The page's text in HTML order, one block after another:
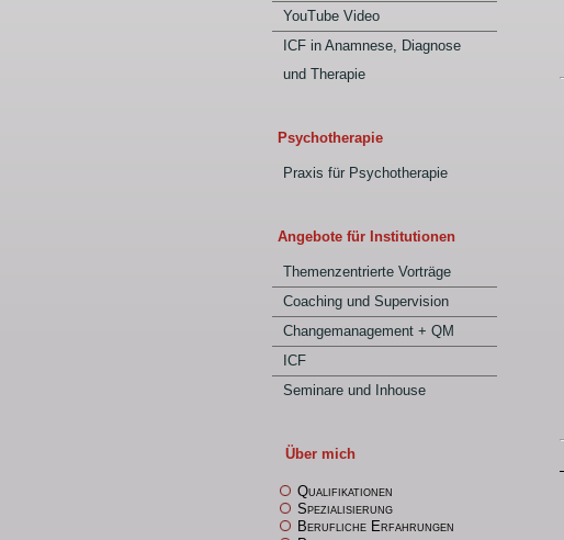
YouTube Video
ICF in Anamnese, Diagnose
und Therapie
Psychotherapie
Praxis für Psychotherapie
Angebote für Institutionen
Themenzentrierte Vorträge
Coaching und Supervision
Changemanagement + QM
ICF
Seminare und Inhouse
Über mich
Qualifikationen
Spezialisierung
Berufliche Erfahrungen